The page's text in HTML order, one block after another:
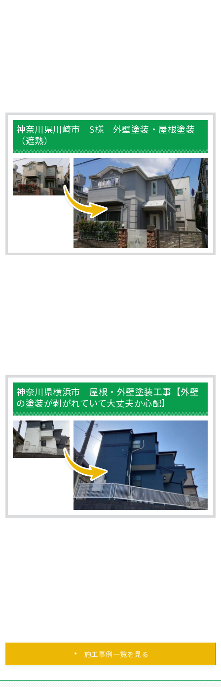
神奈川県川崎市 S様 外壁塗装・屋根塗装
（遮熱）
神奈川県横浜市 屋根・外壁塗装工事【外壁
の塗装が剥がれていて大丈夫か心配】
施工事例一覧を見る